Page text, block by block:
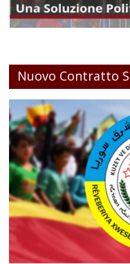
Nuovo Contratto